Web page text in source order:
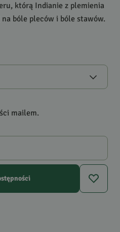
którą Indianie z plemienia
bóle pleców i bóle stawów.
mailem.